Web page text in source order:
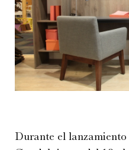
Durante el lanzamiento